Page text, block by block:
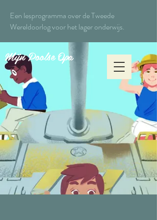
Mijn Poolse Opa
Een lesprogramma over de Tweede
Wereldoorlog voor het lager onderwijs.